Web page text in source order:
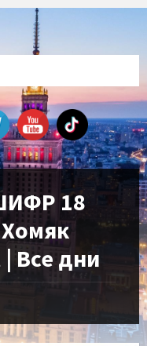
18
Хомяк
Все дни